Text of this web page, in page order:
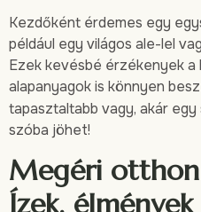
Kezdőként érdemes egy
például egy világos ale-lel
Ezek kevésbé érzékenyek
alapanyagok is könnyen
tapasztaltabb vagy, akár
szóba jöhet!
Megéri
Ízek,